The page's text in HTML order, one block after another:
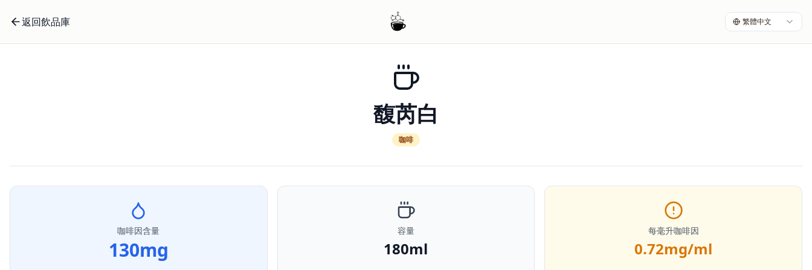
返回飲品庫 繁體中文
馥芮白
咖啡
咖啡因含量
130mg
容量
180ml
每毫升咖啡因
0.72mg/ml